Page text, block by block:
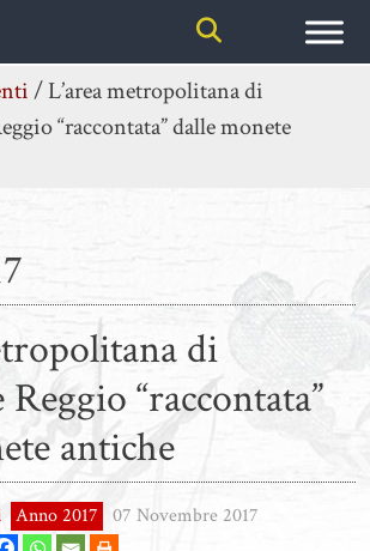
/L’area metropolitana di
“raccontata” dalle monete
di
“raccontata”
antiche
Anno 2017
07 Novembre 2017